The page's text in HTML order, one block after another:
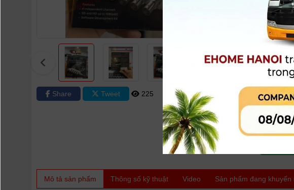
Share Tweet 225 0
Giá
Ưu
Hỗ
Mô tả sản phẩm Thông số kỹ thuật Video Sản phẩm đang khuyến